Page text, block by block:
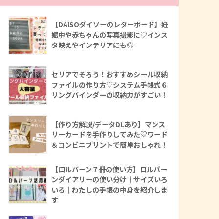
【DAISOダイソーのレターボード】妊
娠中や赤ちゃんの写真撮影に♡インス
タ映えやインテリアにも◎
セリアでそろう！おすすめシール収納
ファイルの作り方♡システム手帳式６
リングバインダーの収納力がすごい！
【作り方解説/データDLあり】マンス
リーカードを手作りしてみた♡ワード
＆コンビニプリントで簡単おしゃれ！
【ロルバーン７冊の使い方】ロルバー
ンダイアリーの使い分け｜サイズいろ
いろ｜わたしの手帳の中身を紹介しま
す